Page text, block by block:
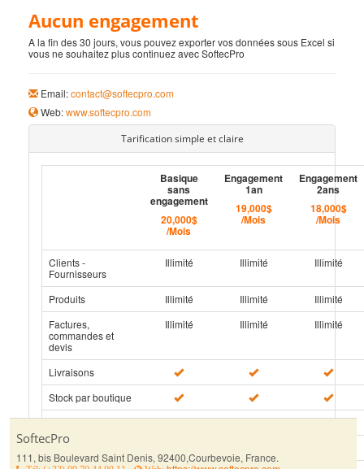
Aucun engagement
A la fin des 30 jours, vous pouvez exporter vos données sous Excel si
vous ne souhaitez plus continuez avec SoftecPro
Email:contact@softecpro.com
Web:www.softecpro.com
Tarification simple et claire
Basique
sans
engagement
20,000$
/Mois
Engagement
1an
19,000$
/Mois
Engagement
2ans
18,000$
/Mois
Clients -
Fournisseurs
Illimité Illimité Illimité
Produits Illimité Illimité
Illimité
Factures,
commandes et
devis
Illimité Illimité Illimité
Livraisons
Stock par boutique
Approvisionnement
Paiements
SoftecPro
111, bis Boulevard Saint Denis, 92400,Courbevoie, France.